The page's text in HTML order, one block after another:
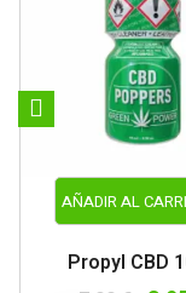
AÑADIR AL
Propyl CBD